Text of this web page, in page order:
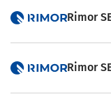
Rimor
Rimor